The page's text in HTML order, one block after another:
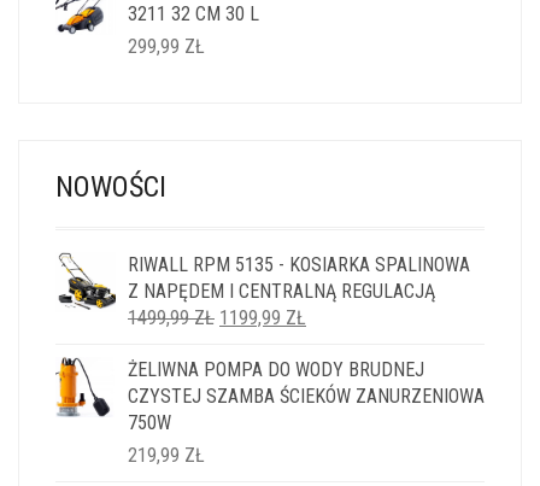
3211 32 CM 30 L
299,99 ZŁ
NOWOŚCI
RIWALL RPM 5135 - KOSIARKA SPALINOWA
Z NAPĘDEM I CENTRALNĄ REGULACJĄ
1499,99ZŁ PIERWOTNA
WYNOSIŁA:
1499,99 ZŁ.
1199,99 ZŁ
WYNOSI:
1199,99 ZŁ.
ŻELIWNA POMPA DO WODY BRUDNEJ
CZYSTEJ SZAMBA ŚCIEKÓW ZANURZENIOWA
750W
219,99 ZŁ